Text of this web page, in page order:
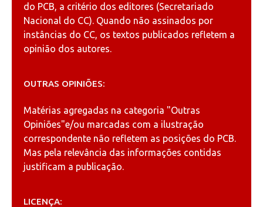
do PCB, a critério dos editores (Secretariado
Nacional do CC). Quando não assinados por
instâncias do CC, os textos publicados refletem a
opinião dos autores.
OUTRAS OPINIÕES:
Matérias agregadas na categoria "Outras
Opiniões"e/ou marcadas com a ilustração
correspondente não refletem as posições do PCB.
Mas pela relevância das informações contidas
justificam a publicação.
LICENÇA: